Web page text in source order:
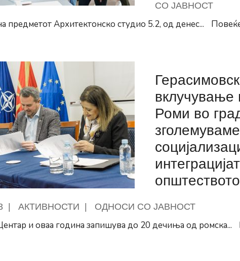
СО ЈАВНОСТ
предметот Архитектонско студио 5.2, од денес...
вклучување
Роми во
зголемуваме
општеството
АКТИВНОСТИ ОДНОСИ СО ЈАВНОСТ
и оваа година запишува до 20 дечиња од ромска...